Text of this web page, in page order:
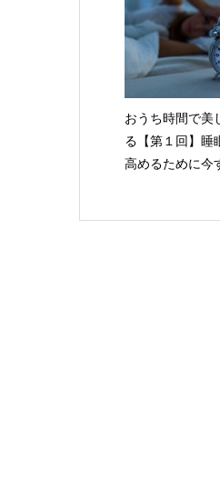
おうち時間で美
る【第１回】睡
高めるために今